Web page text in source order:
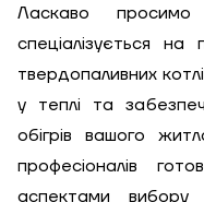
Ласкаво
спеціалізується
твердопаливних
у теплі та
обігрів вашого
професіоналів
аспектами вибору